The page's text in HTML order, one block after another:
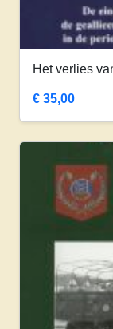
Het verlies
€ 35,00